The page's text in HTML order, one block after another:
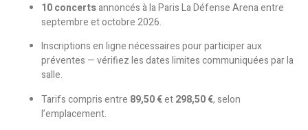
10 concertsannoncés à la Paris La Défense Arena entre
septembre et octobre 2026.
Inscriptions en ligne nécessaires pour participer aux
préventes — vérifiez les dates limites communiquées par la
salle.
Tarifs compris entre 89,50 €et298,50 €, selon
l’emplacement.